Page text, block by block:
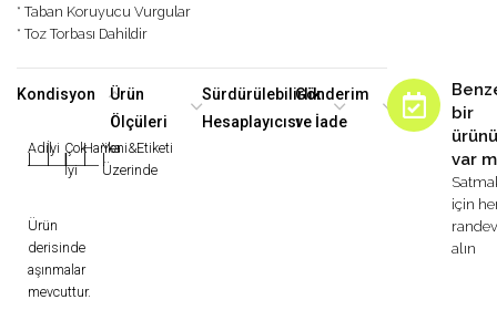
* Taban Koruyucu Vurgular
* Toz Torbası Dahildir
Kondisyon
Adilİyi
|
Çok
İyi
Harika
|
Yeni&Etiketi
Üzerinde
Ürün
derisinde
aşınmalar
mevcuttur.
Ürün
Ölçüleri
Sürdürülebilirlik
Hesaplayıcısı
Gönderim
ve İade
bir
var
için
alın